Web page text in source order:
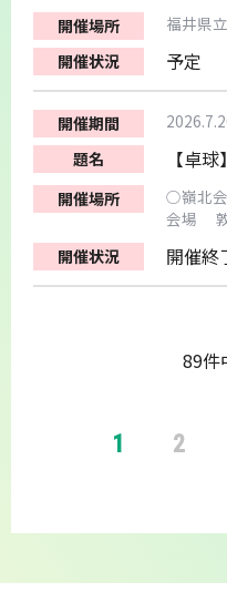
福井県
予定
【卓
○嶺北
会場
開催終
89件
1 2